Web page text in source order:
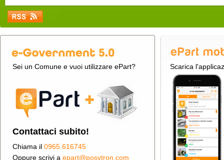
Sei un Comune e vuoi utilizzare ePart?
Contattaci subito!
Chiama il 0965 616745
Oppure scrivi a epart@posytron.com
Scarica